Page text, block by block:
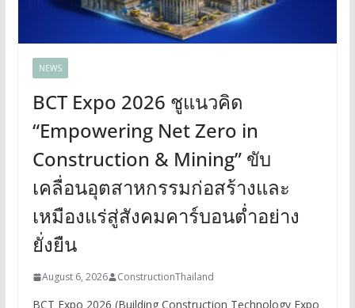
NEWS
BCT Expo 2026 ชูแนวคิด
“Empowering Net Zero in
Construction & Mining” ขับ
เคลื่อนอุตสาหกรรมก่อสร้างและ
เหมืองแร่สู่สังคมคาร์บอนต่ำอย่าง
ยั่งยืน
August 6, 2026 ConstructionThailand
BCT Expo 2026 (Building Construction Technology Expo